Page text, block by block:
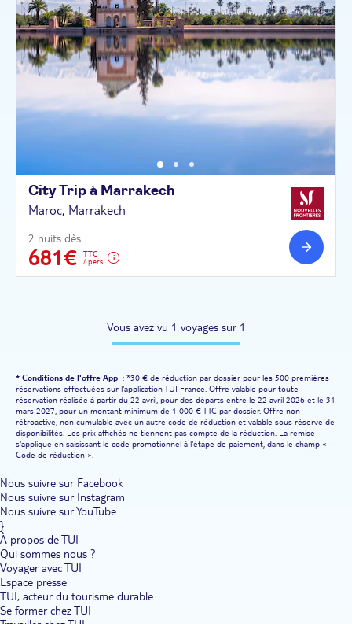
City Trip à Marrakech
Maroc, Marrakech
2 nuits dès
681€
TTC
/ pers.
Vous avez vu 1 voyages sur 1
* Conditions de l'offre App : *30 € de réduction par dossier pour les 500 premières
réservations effectuées sur l'application TUI France. Offre valable pour toute
réservation réalisée à partir du 22 avril, pour des départs entre le 22 avril 2026 et le 31
mars 2027, pour un montant minimum de 1 000 € TTC par dossier. Offre non
rétroactive, non cumulable avec un autre code de réduction et valable sous réserve de
disponibilités. Les prix affichés ne tiennent pas compte de la réduction. La remise
s'applique en saisissant le code promotionnel à l'étape de paiement, dans le champ «
Code de réduction ».
Nous suivre sur Facebook
Nous suivre sur Instagram
Nous suivre sur YouTube
}
À propos de TUI
Qui sommes nous ?
Voyager avec TUI
Espace presse
TUI, acteur du tourisme durable
Se former chez TUI